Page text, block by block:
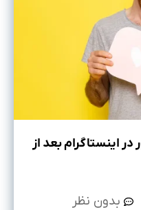
اینستاگرام بعد از
بدون نظر